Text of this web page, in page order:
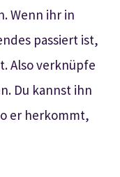
Wenn ihr in
passiert ist,
Also verknüpfe
Du kannst ihn
er herkommt,